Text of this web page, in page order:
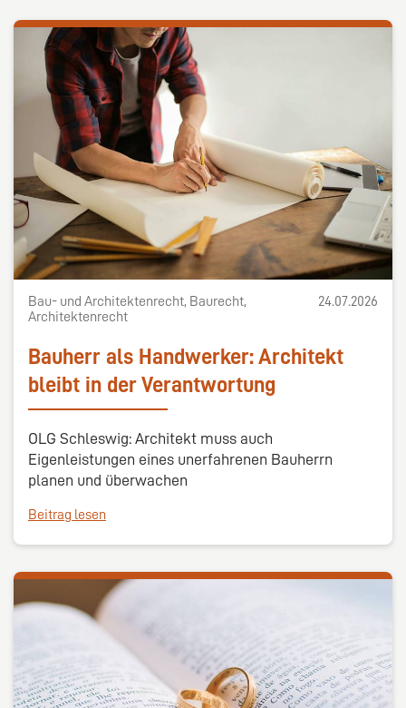
Bau- und Architektenrecht, Baurecht,
Architektenrecht
24.07.2026
Bauherr als Handwerker: Architekt
bleibt in der Verantwortung
OLG Schleswig: Architekt muss auch
Eigenleistungen eines unerfahrenen Bauherrn
planen und überwachen
Beitrag lesen